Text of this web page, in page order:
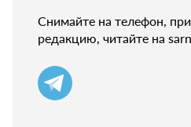
Снимайте на телефон,
редакцию, читайте на